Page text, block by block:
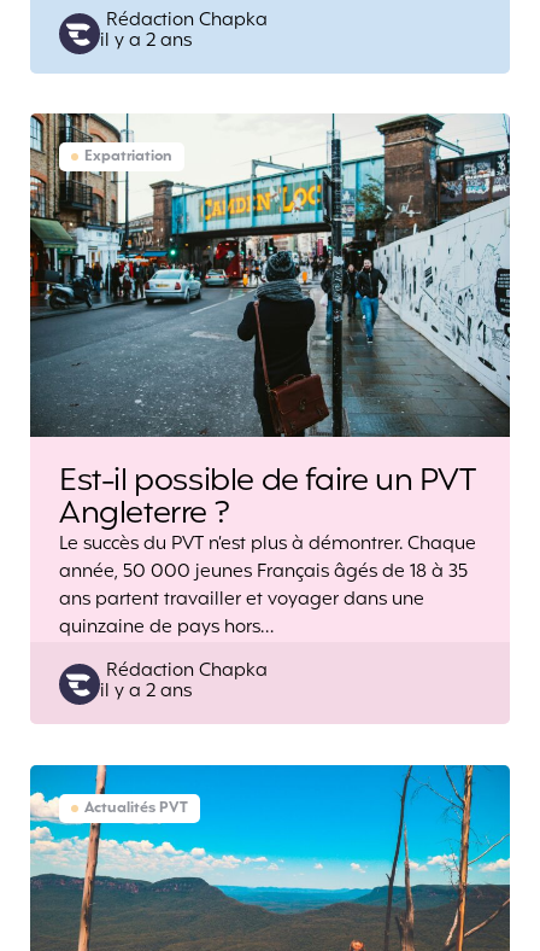
Posted
by
Rédaction Chapka
il y a 2 ans
Expatriation
Est-il possible de faire un PVT
Angleterre ?
Le succès du PVT n’est plus à démontrer. Chaque
année, 50 000 jeunes Français âgés de 18 à 35
ans partent travailler et voyager dans une
quinzaine de pays hors…
Posted
by
Rédaction Chapka
il y a 2 ans
Actualités PVT